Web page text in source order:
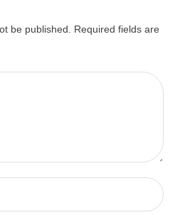
be published. Required fields are